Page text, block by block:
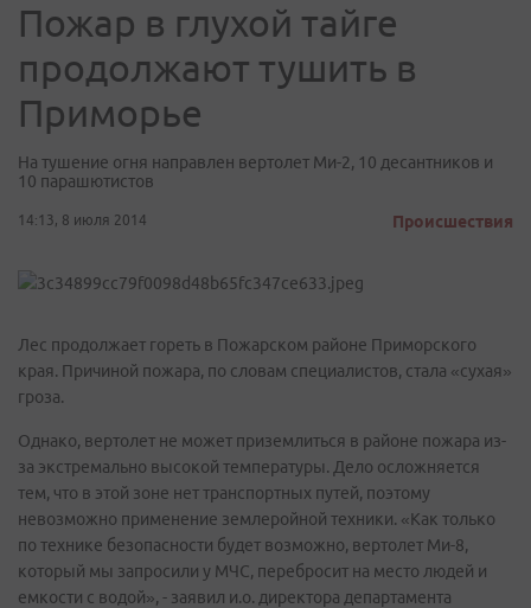
Пожар в глухой тайге
продолжают тушить в
Приморье
На тушение огня направлен вертолет Ми-2, 10 десантников и
10 парашютистов
14:13, 8 июля 2014 Происшествия
Лес продолжает гореть в Пожарском районе Приморского
края. Причиной пожара, по словам специалистов, стала «сухая»
гроза.
Однако, вертолет не может приземлиться в районе пожара из-
за экстремально высокой температуры. Дело осложняется
тем, что в этой зоне нет транспортных путей, поэтому
невозможно применение землеройной техники. «Как только
по технике безопасности будет возможно, вертолет Ми-8,
который мы запросили у МЧС, перебросит на место людей и
емкости с водой», - заявил и.о. директора департамента